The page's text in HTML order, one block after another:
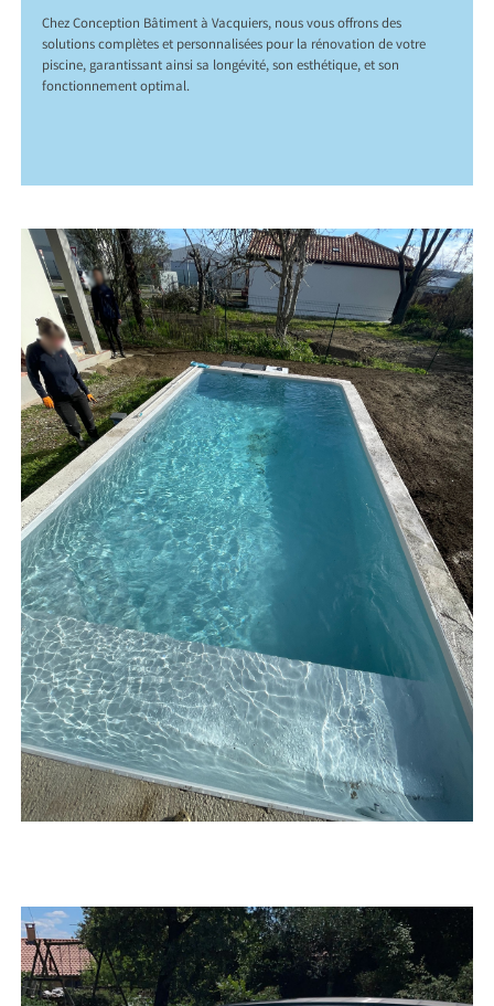
Chez Conception Bâtiment à Vacquiers, nous vous offrons des
solutions complètes et personnalisées pour la rénovation de votre
piscine, garantissant ainsi sa longévité, son esthétique, et son
fonctionnement optimal.